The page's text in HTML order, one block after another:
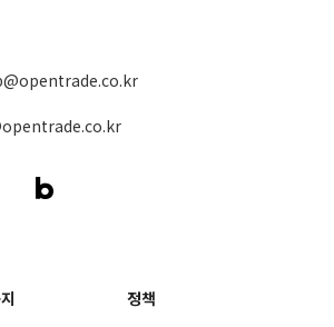
정책